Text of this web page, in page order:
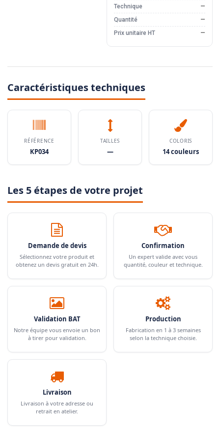
Technique
—
Quantité
—
Prix unitaire HT
—
Caractéristiques techniques
RÉFÉRENCE
KP034
TAILLES
—
COLORIS
14 couleurs
Les 5 étapes de votre projet
Demande de devis
Sélectionnez votre produit et
obtenez un devis gratuit en 24h.
Confirmation
Un expert valide avec vous
quantité, couleur et technique.
Validation BAT
Notre équipe vous envoie un bon
à tirer pour validation.
Production
Fabrication en 1 à 3 semaines
selon la technique choisie.
Livraison
Livraison à votre adresse ou
retrait en atelier.